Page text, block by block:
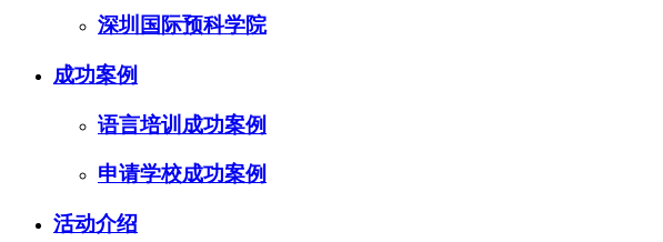
深圳国际预科学院
成功案例
语言培训成功案例
申请学校成功案例
活动介绍